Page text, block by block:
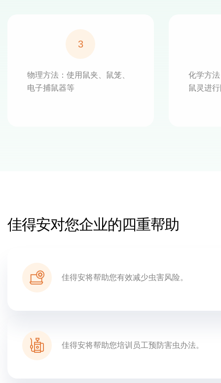
3
物理方法：使用鼠夹、鼠笼、
电子捕鼠器等
化学方
鼠灵进
佳得安对您企业的四重帮助
佳得安将帮助您有效减少虫害风险。
佳得安将帮助您培训员工预防害虫办法。